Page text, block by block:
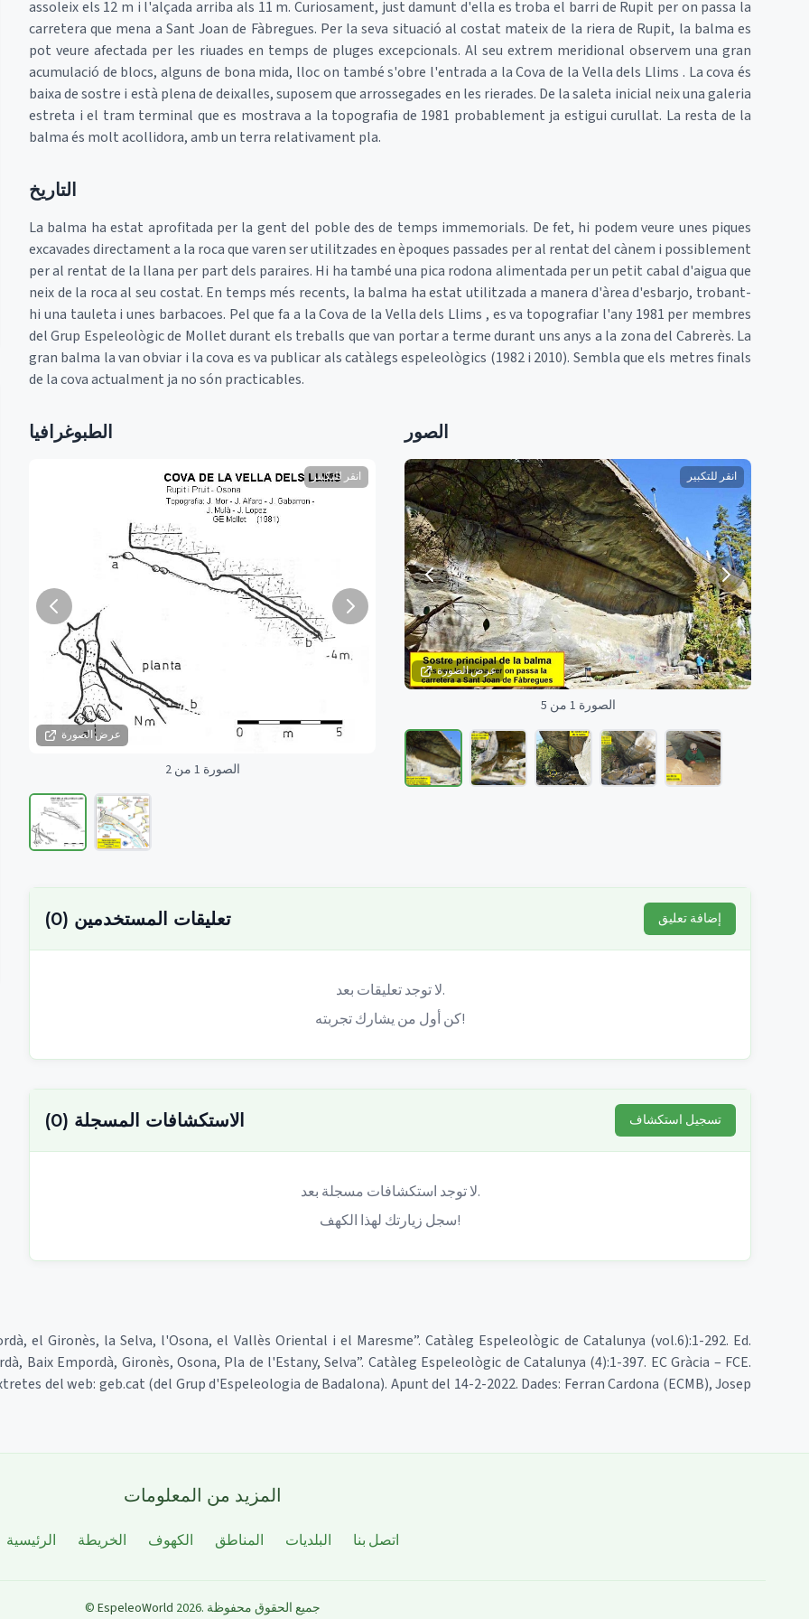
assoleix els 12 m i l'alçada arriba als 11 m. Curiosament, just damunt d'ella es troba el barri de Rupit per on passa la
carretera que mena a Sant Joan de Fàbregues. Per la seva situació al costat mateix de la riera de Rupit, la balma es
pot veure afectada per les riuades en temps de pluges excepcionals. Al seu extrem meridional observem una gran
acumulació de blocs, alguns de bona mida, lloc on també s'obre l'entrada a la Cova de la Vella dels Llims . La cova és
baixa de sostre i està plena de deixalles, suposem que arrossegades en les rierades. De la saleta inicial neix una galeria
estreta i el tram terminal que es mostrava a la topografia de 1981 probablement ja estigui curullat. La resta de la
balma és molt acollidora, amb un terra relativament pla.
التاريخ
La balma ha estat aprofitada per la gent del poble des de temps immemorials. De fet, hi podem veure unes piques
excavades directament a la roca que varen ser utilitzades en èpoques passades per al rentat del cànem i possiblement
per al rentat de la llana per part dels paraires. Hi ha també una pica rodona alimentada per un petit cabal d'aigua que
neix de la roca al seu costat. En temps més recents, la balma ha estat utilitzada a manera d'àrea d'esbarjo, trobant-
hi una tauleta i unes barbacoes. Pel que fa a la Cova de la Vella dels Llims , es va topografiar l'any 1981 per membres
del Grup Espeleològic de Mollet durant els treballs que van portar a terme durant uns anys a la zona del Cabrerès. La
gran balma la van obviar i la cova es va publicar als catàlegs espeleològics (1982 i 2010). Sembla que els metres finals
de la cova actualment ja no són practicables.
الطبوغرافيا
عرض الصورة
انقر للتكبير
الصورة 1 من 2
الصور
عرض الصورة
انقر للتكبير
الصورة 1 من 5
تعليقات المستخدمين (
0
) إضافة تعليق
لا توجد تعليقات بعد.
كن أول من يشارك تجربته!
الاستكشافات المسجلة (
0
) تسجيل استكشاف
لا توجد استكشافات مسجلة بعد.
سجل زيارتك لهذا الكهف!
el Gironès, la Selva, l'Osona, el Vallès Oriental i el Maresme”. Catàleg Espeleològic de Catalunya (vol.6):1-292. Ed.
Baix Empordà, Gironès, Osona, Pla de l'Estany, Selva”. Catàleg Espeleològic de Catalunya (4):1-397. EC Gràcia – FCE.
del web: geb.cat (del Grup d'Espeleologia de Badalona). Apunt del 14-2-2022. Dades: Ferran Cardona (ECMB), Josep
المزيد من المعلومات
الرئيسية الخريطة الكهوف المناطق البلديات اتصل بنا
© EspeleoWorld 2026. جميع الحقوق محفوظة